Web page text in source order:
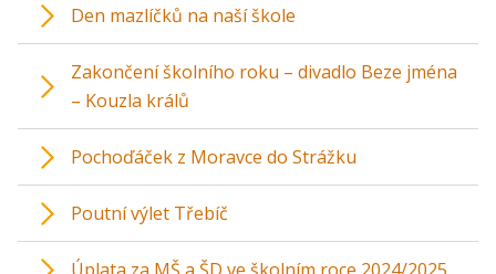
Den mazlíčků na naší škole
Zakončení školního roku – divadlo Beze jména
– Kouzla králů
Pochoďáček z Moravce do Strážku
Poutní výlet Třebíč